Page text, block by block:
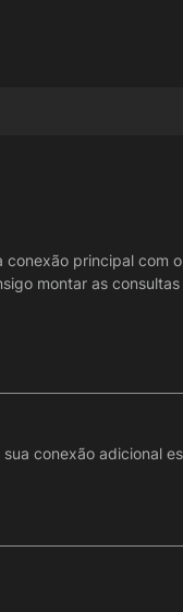
principal com
montar as consultas
conexão adicional